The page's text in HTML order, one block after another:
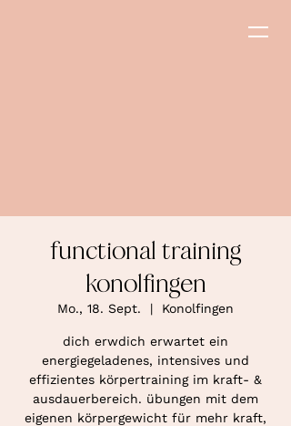
functional training
konolfingen
Mo., 18. Sept.
  |
Konolfingen
dich erwdich erwartet ein
energiegeladenes, intensives und
effizientes körpertraining im kraft- &
ausdauerbereich. übungen mit dem
eigenen körpergewicht für mehr kraft,